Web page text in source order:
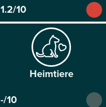
1.2/10
Heim­tiere
-/10